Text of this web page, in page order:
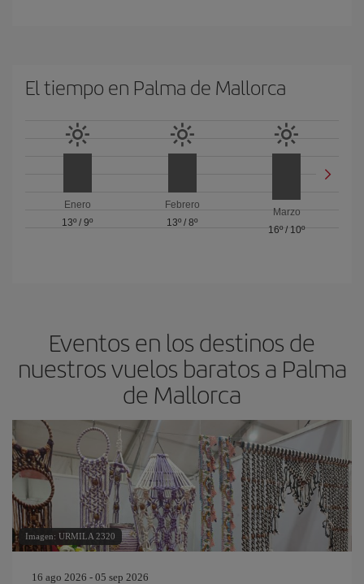
El tiempo en Palma de Mallorca
Enero
13º /9º
Febrero
13º / 8º
Marzo
16º/ 10º
Eventos en los destinos de
nuestros vuelos baratos a Palma
de Mallorca
Imagen: URMILA 2320
16 ago 2026 - 05 sep 2026